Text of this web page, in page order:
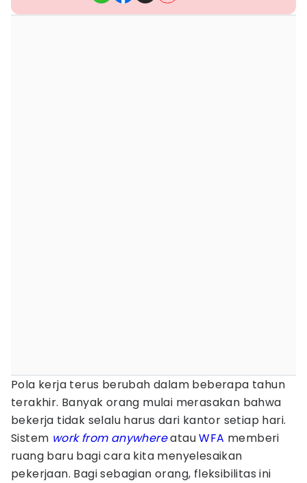
Pola kerja terus berubah dalam beberapa tahun
terakhir. Banyak orang mulai merasakan bahwa
bekerja tidak selalu harus dari kantor setiap hari.
Sistem work from anywhereatauWFA memberi
ruang baru bagi cara kita menyelesaikan
pekerjaan. Bagi sebagian orang, fleksibilitas ini